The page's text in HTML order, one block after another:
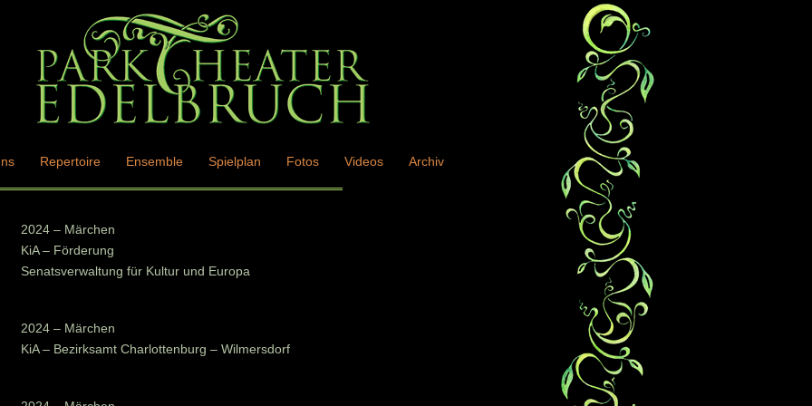
Repertoire Ensemble Spielplan Fotos Videos Archiv
2024 – Märchen
KiA – Förderung
Senatsverwaltung für Kultur und Europa
2024 – Märchen
KiA – Bezirksamt Charlottenburg – Wilmersdorf